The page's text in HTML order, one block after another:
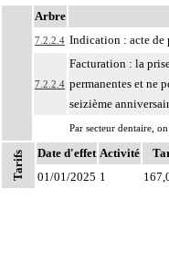
Notes
Arbre
7.2.2.4 Indication : acte de
7.2.2.4
Facturation : la
permanentes et ne
seizième
7.2.2
Par secteur dentaire,
l'implantation
non.
Tarifs Date d'effet Activité
01/01/2025 1